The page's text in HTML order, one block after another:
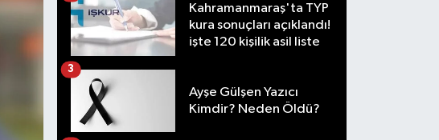
Kahramanmaraş'ta TYP
kura sonuçları açıklandı!
işte 120 kişilik asil liste
Ayşe Gülşen Yazıcı
Kimdir? Neden Öldü?
3